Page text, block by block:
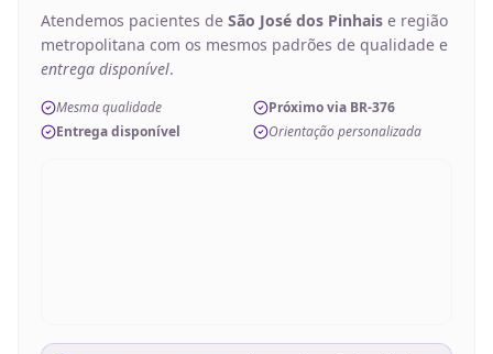
Atendemos pacientes de São José dos Pinhais e região
metropolitana com os mesmos padrões de qualidade e
entrega disponível.
Mesma qualidade
Próximo via BR-376
Entrega disponível
Orientação personalizada